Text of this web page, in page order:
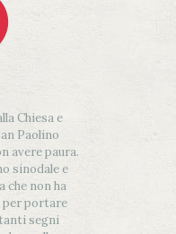
Chiesa e
Paolino
avere paura.
sinodale e
che non ha
per portare
segni